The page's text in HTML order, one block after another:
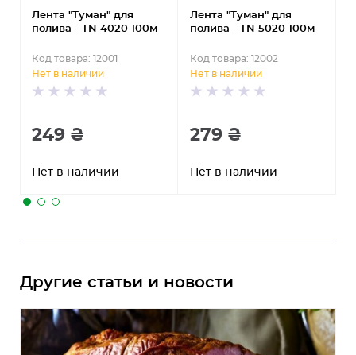
Лента "Туман" для
полива - TN 4020 100м
Код товара: 12001
Нет в наличии
249 ₴
Нет в наличии
Лента "Туман" для
полива - TN 5020 100м
Код товара: 12002
Нет в наличии
279 ₴
Нет в наличии
Другие статьи и новости